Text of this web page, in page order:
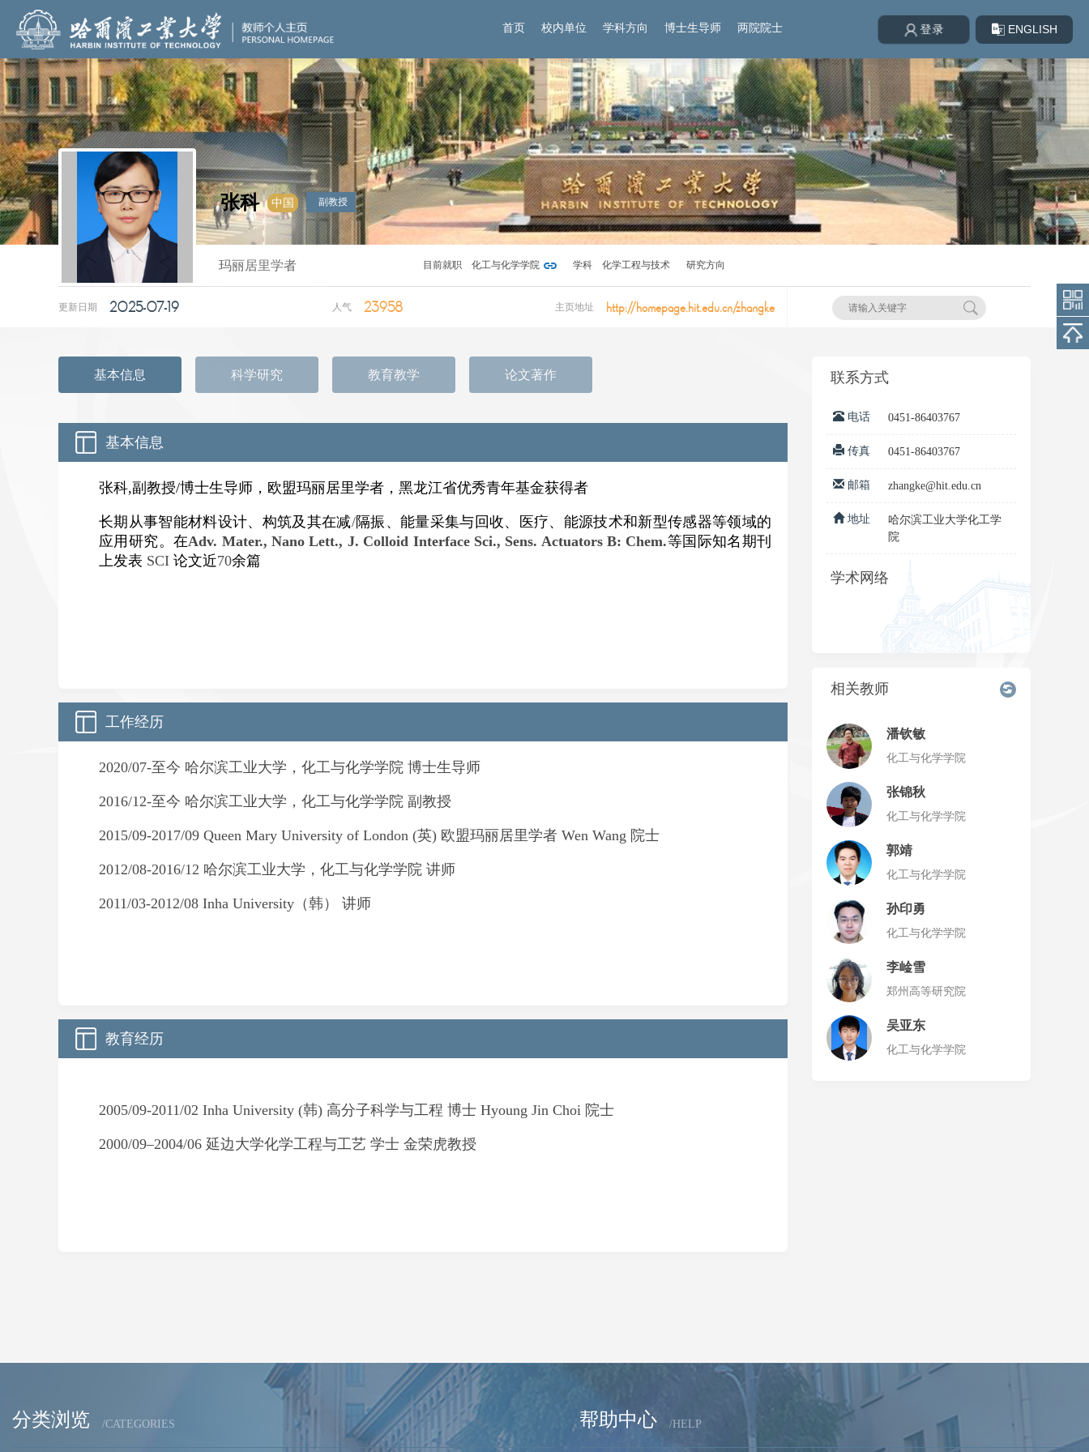
首页 校内单位 学科方向 博士生导师 两院院士 登录 ENGLISH
张科 中国 副教授
玛丽居里学者 目前就职 化工与化学学院 学科 化学工程与技术 研究方向
更新日期 2025-07-19 人气 23958 主页地址 http://homepage.hit.edu.cn/zhangke
基本信息 科学研究 教育教学 论文著作
基本信息
张科,副教授/博士生导师，欧盟玛丽居里学者，黑龙江省优秀青年基金获得者
长期从事智能材料设计、构筑及其在减/隔振 、能量采集与回收、 医疗、 能源技术和新型传感器等领域的
应用研究。在Adv. Mater., Nano Lett., J. Colloid Interface Sci., Sens. Actuators B: Chem.等国际知名期刊
上发表 SCI 论文近70余篇
工作经历
2020/07-至今 哈尔滨工业大学，化工与化学学院 博士生导师
2016/12-至今 哈尔滨工业大学，化工与化学学院 副教授
2015/09-2017/09 Queen Mary University of London (英) 欧盟玛丽居里学者 Wen Wang 院士
2012/08-2016/12 哈尔滨工业大学，化工与化学学院 讲师
2011/03-2012/08 Inha University （韩） 讲师
教育经历
2005/09-2011/02 Inha University (韩) 高分子科学与工程 博士 Hyoung Jin Choi 院士
2000/09–2004/06 延边大学化学工程与工艺 学士 金荣虎教授
联系方式
电话 0451-86403767
传真 0451-86403767
邮箱 zhangke@hit.edu.cn
地址
哈尔滨工业大学化工学
院
学术网络
相关教师
潘钦敏
化工与化学学院
张锦秋
化工与化学学院
郭靖
化工与化学学院
孙印勇
化工与化学学院
李崯雪
郑州高等研究院
吴亚东
化工与化学学院
分类浏览 /CATEGORIES 帮助中心 /HELP